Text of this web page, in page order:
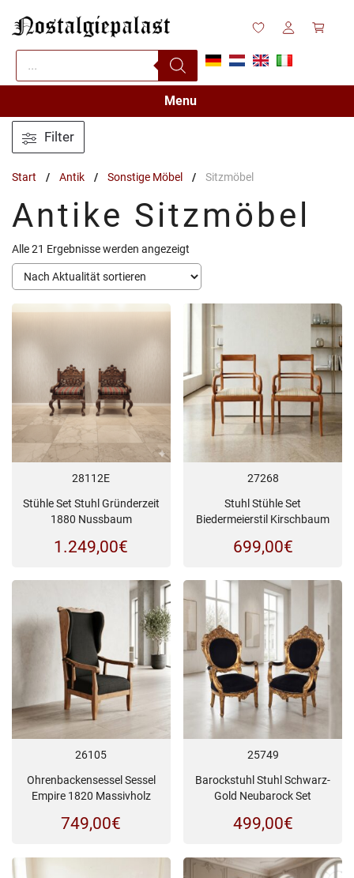
Inhalt
springen
Products
search
Menu
Start / Antik / Sonstige Möbel / Sitzmöbel
Antike Sitzmöbel
Alle 21 Ergebnisse werden angezeigt
Aktualität
sortiert
28112E
Stühle Set Stuhl Gründerzeit
1880 Nussbaum
1.249,00€
27268
Stuhl Stühle Set
Biedermeierstil Kirschbaum
699,00€
26105
Ohrenbackensessel Sessel
Empire 1820 Massivholz
749,00€
25749
Barockstuhl Stuhl Schwarz-
Gold Neubarock Set
499,00€
Filter